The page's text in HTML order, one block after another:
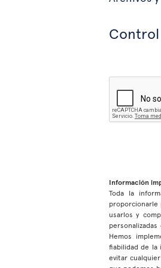
Información
Toda la
proporcionarle
usarlos y
Hemos
fiabilidad de la
evitar